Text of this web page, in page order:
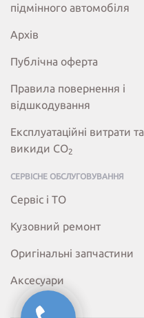
підмінного автомобіля
Архів
Публічна оферта
Правила повернення і
відшкодування
Експлуатаційні витрати та
викиди СО2
СЕРВІСНЕ ОБСЛУГОВУВАННЯ
Сервіс і ТО
Кузовний ремонт
Оригінальні запчастини
Аксесуари